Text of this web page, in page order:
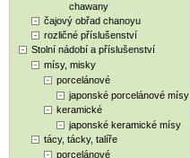
chawany
čajový obřad chanoyu
rozličné příslušenství
Stolní nádobí a příslušenství
mísy, misky
porcelánové
japonské porcelánové mísy
keramické
japonské keramické mísy
tácy, tácky, talíře
porcelánové